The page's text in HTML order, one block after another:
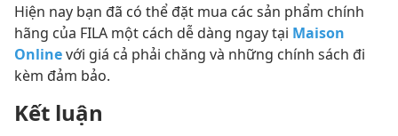
Hiện nay bạn đã có thể đặt mua các sản phẩm chính
hãng của FILA một cách dễ dàng ngay tại Maison
Onlinevới giá cả phải chăng và những chính sách đi
kèm đảm bảo.
Kết luận